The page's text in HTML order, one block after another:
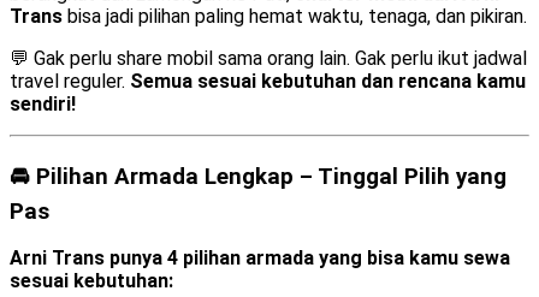
Trans bisa jadi pilihan paling hemat waktu, tenaga, dan pikiran.
💬 Gak perlu share mobil sama orang lain. Gak perlu ikut jadwal
travel reguler. Semua sesuai kebutuhan dan rencana kamu
sendiri!
🚘 Pilihan Armada Lengkap – Tinggal Pilih yang
Pas
Arni Trans punya 4 pilihan armada yang bisa kamu sewa
sesuai kebutuhan: